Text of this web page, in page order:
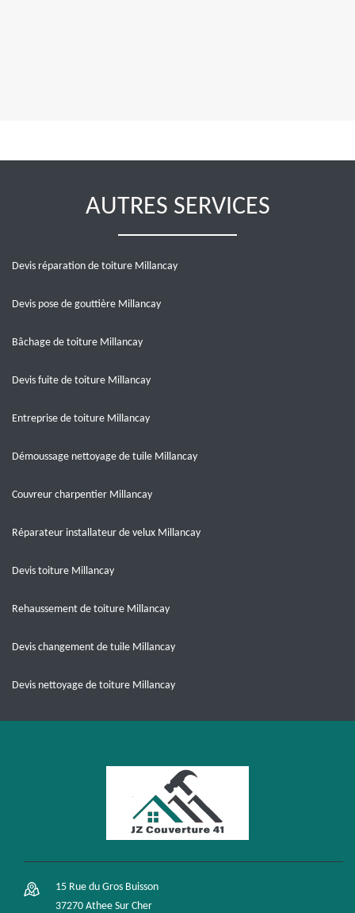
AUTRES SERVICES
Devis réparation de toiture Millancay
Devis pose de gouttière Millancay
Bâchage de toiture Millancay
Devis fuite de toiture Millancay
Entreprise de toiture Millancay
Démoussage nettoyage de tuile Millancay
Couvreur charpentier Millancay
Réparateur installateur de velux Millancay
Devis toiture Millancay
Rehaussement de toiture Millancay
Devis changement de tuile Millancay
Devis nettoyage de toiture Millancay
15 Rue du Gros Buisson
37270 Athee Sur Cher